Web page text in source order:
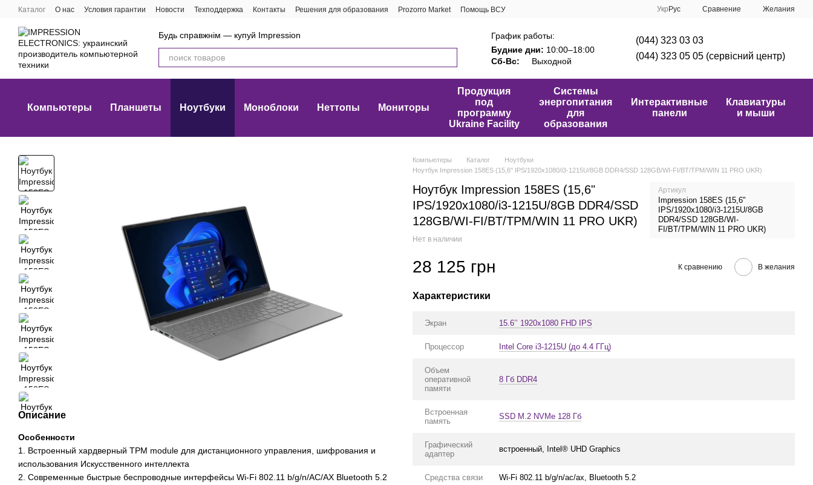
Перейти к основному контенту
Каталог О нас Условия гарантии Новости Техподдержка Контакты Решения для образования Prozorro Market Помощь ВСУ Укр Рус Сравнение Желания
Будь справжнім — купуй Impression
График работы:
Будние дни: 10:00–18:00
Сб-Вс:
Выходной
(044) 323 03 03
(044) 323 05 05 (сервісний центр)
Компьютеры Планшеты Ноутбуки Моноблоки Неттопы Мониторы
Продукция
под
программу
Ukraine Facility
Системы
энергопитания
для
образования
Интерактивные
панели
Клавиатуры
и мыши
Описание
Особенности
1. Встроенный хардверный TPM module для дистанционного управления, шифрования и
использования Искусственного интеллекта
2. Современные быстрые беспроводные интерфейсы Wi-Fi 802.11 b/g/n/AC/AX Bluetooth 5.2
Компьютеры Каталог
Ноутбуки
Ноутбук Impression 158ES (15,6" IPS/1920x1080/i3-1215U/8GB DDR4/SSD 128GB/WI-FI/BT/TPM/WIN 11 PRO UKR)
Ноутбук Impression 158ES (15,6"
IPS/1920x1080/i3-1215U/8GB DDR4/SSD
128GB/WI-FI/BT/TPM/WIN 11 PRO UKR)
Артикул
Impression 158ES (15,6"
IPS/1920x1080/i3-1215U/8GB
DDR4/SSD 128GB/WI-
FI/BT/TPM/WIN 11 PRO UKR)
Нет в наличии
28 125 грн К сравнению В желания
Характеристики
Экран 15.6’’ 1920x1080 FHD IPS
Процессор Intel Core i3-1215U (до 4.4 ГГц)
Объем
оперативной
памяти
8 Гб DDR4
Встроенная
память
SSD M.2 NVMe 128 Гб
Графический
адаптер
встроенный, Intel® UHD Graphics
Средства связи Wi-Fi 802.11 b/g/n/ac/ax, Bluetooth 5.2